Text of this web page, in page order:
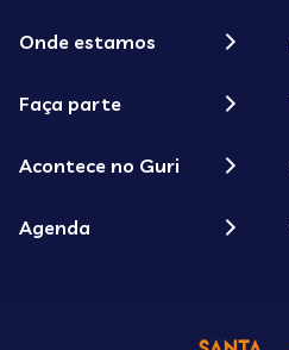
Onde estamos
Faça parte
Acontece no Guri
Agenda